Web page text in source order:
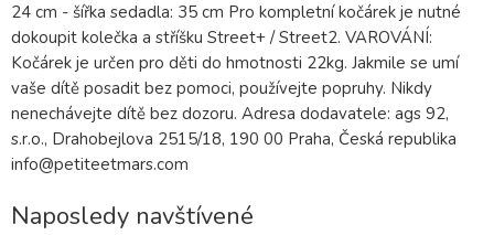
24 cm - šířka sedadla: 35 cm Pro kompletní kočárek je nutné
dokoupit kolečka a stříšku Street+ / Street2. VAROVÁNÍ:
Kočárek je určen pro děti do hmotnosti 22kg. Jakmile se umí
vaše dítě posadit bez pomoci, používejte popruhy. Nikdy
nenechávejte dítě bez dozoru. Adresa dodavatele: ags 92,
s.r.o., Drahobejlova 2515/18, 190 00 Praha, Česká republika
info@petiteetmars.com
Naposledy navštívené